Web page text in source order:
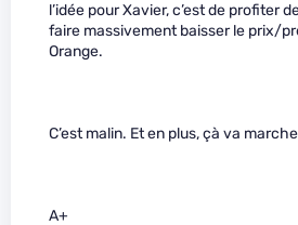
l’idée pour Xavier, c’est de profiter
faire massivement baisser le prix/
Orange.
C’est malin. Et en plus, çà va
A+